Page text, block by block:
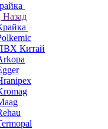
Назад
Китай